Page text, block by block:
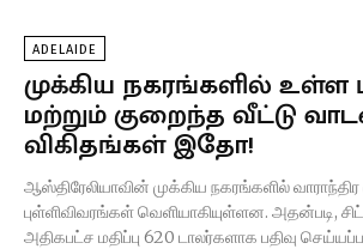
ADELAIDE
முக்கிய நகரங்களில் உள்ள
மற்றும் குறைந்த வீட்டு
விகிதங்கள் இதோ!
ஆஸ்திரேலியாவின் முக்கிய நகரங்களில் வாராந்திர
புள்ளிவிவரங்கள் வெளியாகியுள்ளன. அதன்படி, சிட்னியில் இருந்து
அதிகபட்ச மதிப்பு 620 டாலர்களாக பதிவு